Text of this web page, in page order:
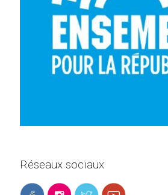
Réseaux sociaux